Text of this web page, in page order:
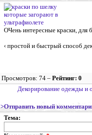
ОЧень интересные краски, для
‹ простой и быстрый способ
Просмотров: 74 – Рейтинг: 0
Декорирование одежды и
>Отправить новый
Тема: